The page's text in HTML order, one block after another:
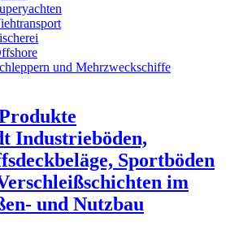
und Mehrzweckschiffe
Industrieböden,
Sportböden
im
und Nutzbau